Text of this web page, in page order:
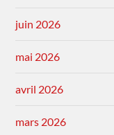
juin 2026
mai 2026
avril 2026
mars 2026